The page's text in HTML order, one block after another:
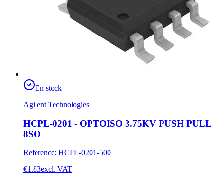
En stock
Agilent Technologies
HCPL-0201 - OPTOISO 3.75KV PUSH PULL
8SO
Reference: HCPL-0201-500
€1.83excl. VAT